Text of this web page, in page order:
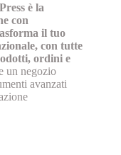
è la
con
il tuo
con tutte
ordini e
un negozio
avanzati